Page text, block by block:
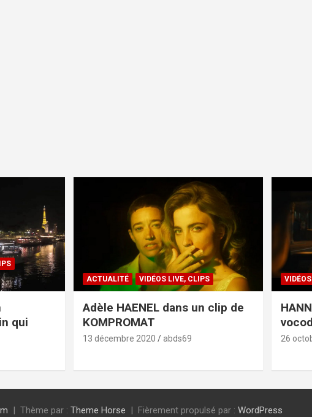
qui
ACTUALITÉ VIDÉOS LIVE, CLIPS
Adèle HAENEL dans un clip de
KOMPROMAT
13 décembre 2020 abds69 26
Thème par : Theme Horse Fièrement propulsé par : WordPress